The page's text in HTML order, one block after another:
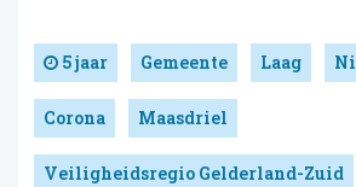
5 jaar Gemeente Laag
Corona Maasdriel
Veiligheidsregio Gelderland-Zuid